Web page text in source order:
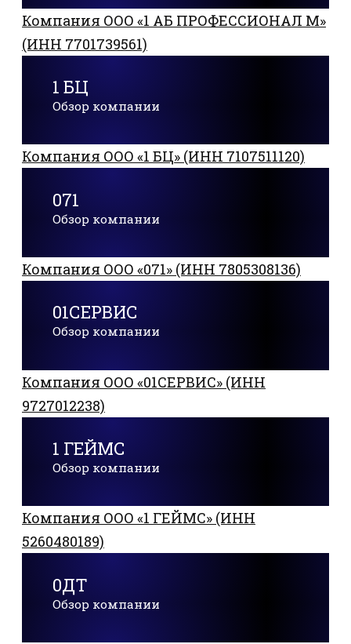
Компания ООО «1 АБ ПРОФЕССИОНАЛ М»
(ИНН 7701739561)
1 БЦ
Обзор компании
Компания ООО «1 БЦ» (ИНН 7107511120)
071
Обзор компании
Компания ООО «071» (ИНН 7805308136)
01СЕРВИС
Обзор компании
Компания ООО «01СЕРВИС» (ИНН
9727012238)
1 ГЕЙМС
Обзор компании
Компания ООО «1 ГЕЙМС» (ИНН
5260480189)
0ДТ
Обзор компании